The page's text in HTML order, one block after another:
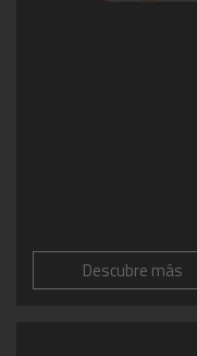
Descubre más